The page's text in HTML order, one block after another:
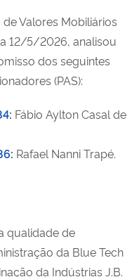
Valores Mobiliários
12/5/2026, analisou
dos seguintes
(PAS):
: Fábio Aylton Casal de
: Rafael Nanni Trapé.
qualidade de
da Blue Tech
da Indústrias J.B.